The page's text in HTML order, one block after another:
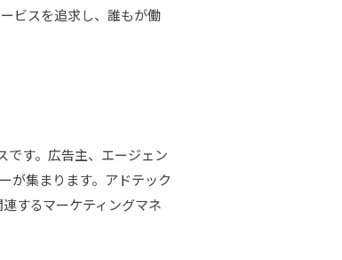
ビスを追求し、誰もが働
す。広告主、エージェン
が集まります。アドテック
するマーケティングマネ